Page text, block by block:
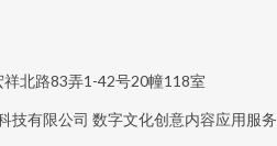
北路83弄1-42号20幢118室
技有限公司 数字文化创意内容应用服务